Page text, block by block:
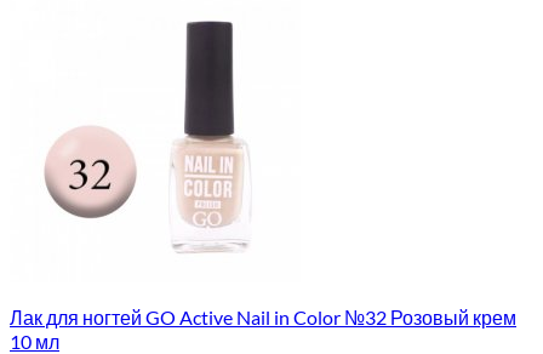
Лак для ногтей GO Active Nail in Color №32 Розовый крем
10 мл